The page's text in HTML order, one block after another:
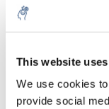
This website
We use cookies
provide social